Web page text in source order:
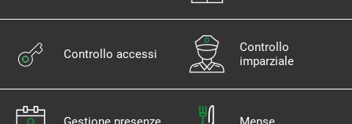
Controllo accessi
Controllo
imparziale